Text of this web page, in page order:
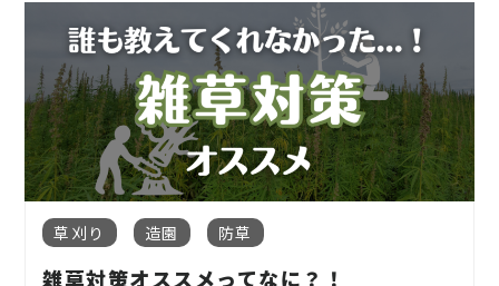
草刈り 造園 防草
雑草対策オススメってなに？！